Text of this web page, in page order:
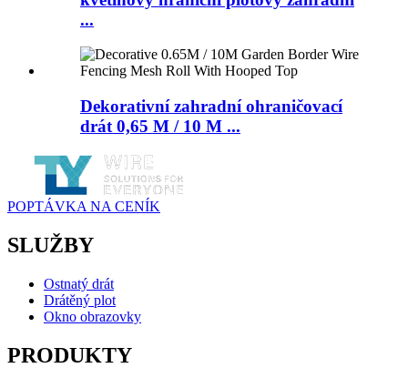
...
Dekorativní zahradní ohraničovací
drát 0,65 M / 10 M ...
POPTÁVKA NA CENÍK
SLUŽBY
Ostnatý drát
Drátěný plot
Okno obrazovky
PRODUKTY